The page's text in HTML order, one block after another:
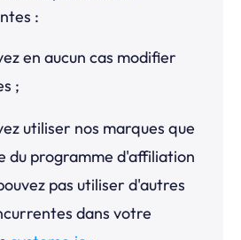
:
en aucun cas modifier
;
utiliser nos marques que
du programme d'affiliation
pas utiliser d'autres
dans votre